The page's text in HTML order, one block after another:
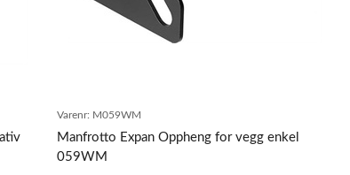
Varenr: M059WM
Manfrotto Expan Oppheng for vegg enkel
059WM